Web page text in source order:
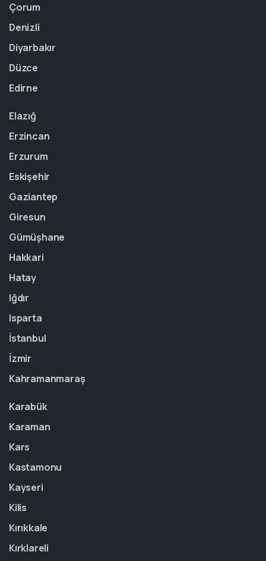
Çorum
Denizli
Diyarbakır
Düzce
Edirne
Elazığ
Erzincan
Erzurum
Eskişehir
Gaziantep
Giresun
Gümüşhane
Hakkari
Hatay
Iğdır
Isparta
İstanbul
İzmir
Kahramanmaraş
Karabük
Karaman
Kars
Kastamonu
Kayseri
Kilis
Kırıkkale
Kırklareli